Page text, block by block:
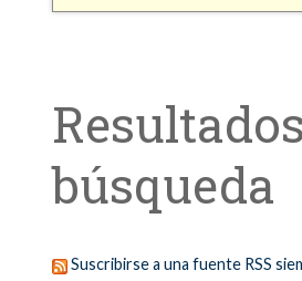
búsqueda
Suscribirse a una fuente RSS